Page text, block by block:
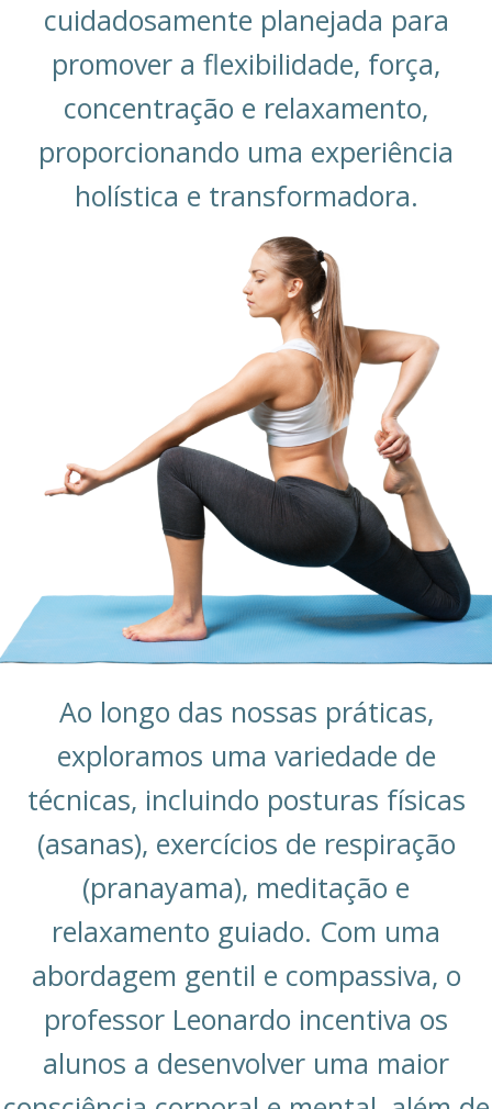
cuidadosamente planejada para
promover a flexibilidade, força,
concentração e relaxamento,
proporcionando uma experiência
holística e transformadora.
Ao longo das nossas práticas,
exploramos uma variedade de
técnicas, incluindo posturas físicas
(asanas), exercícios de respiração
(pranayama), meditação e
relaxamento guiado. Com uma
abordagem gentil e compassiva, o
professor Leonardo incentiva os
alunos a desenvolver uma maior